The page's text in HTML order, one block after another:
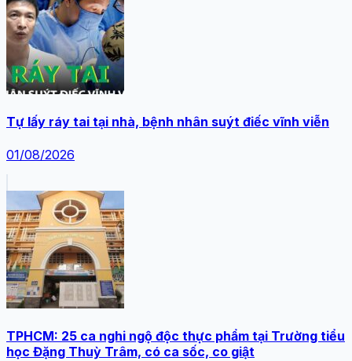
Tự lấy ráy tai tại nhà, bệnh nhân suýt điếc vĩnh viễn
01/08/2026
TPHCM: 25 ca nghi ngộ độc thực phẩm tại Trường tiểu
học Đặng Thuỳ Trâm, có ca sốc, co giật